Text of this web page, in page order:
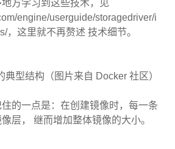
方学习到这些技术，见
engine/userguide/storagedriver/i
，这里就不再赘述 技术细节。
典型结构（图片来自 Docker 社区）
的一点是：在创建镜像时，每一条
层， 继而增加整体镜像的大小。